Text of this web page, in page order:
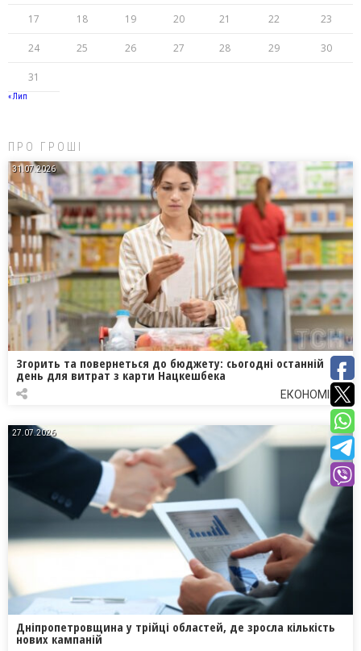
17 18 19 20 21 22 23
24 25 26 27 28 29 30
31
« Лип
ПРО ГРОШІ
31.07.2026
Згорить та повернеться до бюджету: сьогодні останній
день для витрат з карти Нацкешбека
ЕКОНОМІКА
27.07.2026
Дніпропетровщина у трійці областей, де зросла кількість
нових кампаній